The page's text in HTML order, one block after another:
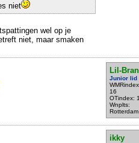
niet
wel op je
niet, maar smaken
Lil-
Junior lid
16
OTindex:
Wnplts:
Rotterdam
ikky